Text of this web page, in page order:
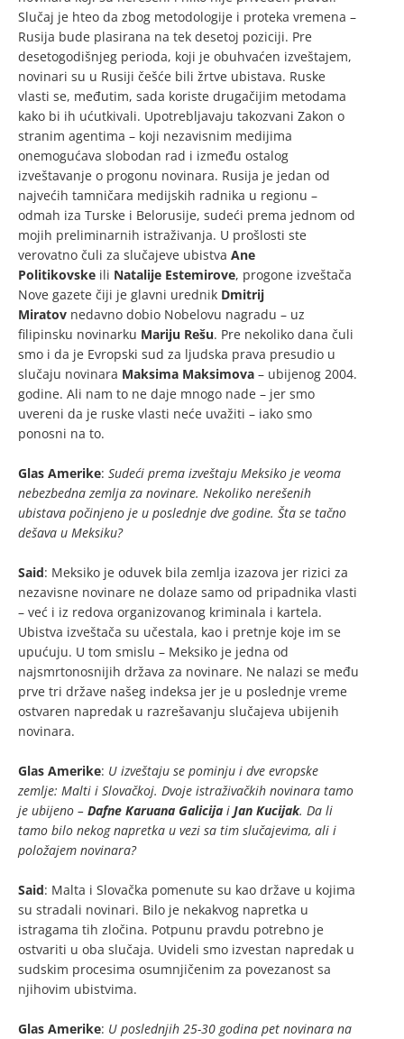
Slučaj je hteo da zbog metodologije i proteka vremena –
Rusija bude plasirana na tek desetoj poziciji. Pre
desetogodišnjeg perioda, koji je obuhvaćen izveštajem,
novinari su u Rusiji češće bili žrtve ubistava. Ruske
vlasti se, međutim, sada koriste drugačijim metodama
kako bi ih ućutkivali. Upotrebljavaju takozvani Zakon o
stranim agentima – koji nezavisnim medijima
onemogućava slobodan rad i između ostalog
izveštavanje o progonu novinara. Rusija je jedan od
najvećih tamničara medijskih radnika u regionu –
odmah iza Turske i Belorusije, sudeći prema jednom od
mojih preliminarnih istraživanja. U prošlosti ste
verovatno čuli za slučajeve ubistva Ane
Politikovske ili Natalije Estemirove, progone izveštača
Nove gazete čiji je glavni urednik Dmitrij
Miratov nedavno dobio Nobelovu nagradu – uz
filipinsku novinarku Mariju Rešu. Pre nekoliko dana čuli
smo i da je Evropski sud za ljudska prava presudio u
slučaju novinara Maksima Maksimova – ubijenog 2004.
godine. Ali nam to ne daje mnogo nade – jer smo
uvereni da je ruske vlasti neće uvažiti – iako smo
ponosni na to.
Glas Amerike: Sudeći prema izveštaju Meksiko je veoma
nebezbedna zemlja za novinare. Nekoliko nerešenih
ubistava počinjeno je u poslednje dve godine. Šta se tačno
dešava u Meksiku?
Said: Meksiko je oduvek bila zemlja izazova jer rizici za
nezavisne novinare ne dolaze samo od pripadnika vlasti
– već i iz redova organizovanog kriminala i kartela.
Ubistva izveštača su učestala, kao i pretnje koje im se
upućuju. U tom smislu – Meksiko je jedna od
najsmrtonosnijih država za novinare. Ne nalazi se među
prve tri države našeg indeksa jer je u poslednje vreme
ostvaren napredak u razrešavanju slučajeva ubijenih
novinara.
Glas Amerike: U izveštaju se pominju i dve evropske
zemlje: Malti i Slovačkoj. Dvoje istraživačkih novinara tamo
je ubijeno – Dafne Karuana Galicija i Jan Kucijak. Da li
tamo bilo nekog napretka u vezi sa tim slučajevima, ali i
položajem novinara?
Said: Malta i Slovačka pomenute su kao države u kojima
su stradali novinari. Bilo je nekakvog napretka u
istragama tih zločina. Potpunu pravdu potrebno je
ostvariti u oba slučaja. Uvideli smo izvestan napredak u
sudskim procesima osumnjičenim za povezanost sa
njihovim ubistvima.
Glas Amerike: U poslednjih 25-30 godina pet novinara na